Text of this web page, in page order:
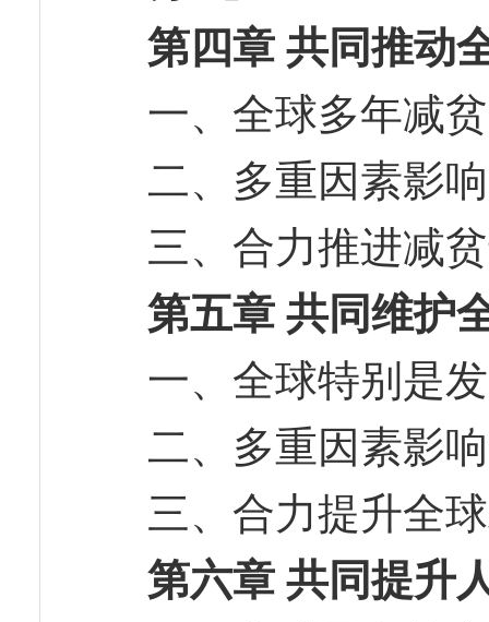
第四章 共同推动
一、全球多年减
二、多重因素影
三、合力推进减
第五章 共同维护
一、全球特别是
二、多重因素影
三、合力提升全
第六章 共同提升